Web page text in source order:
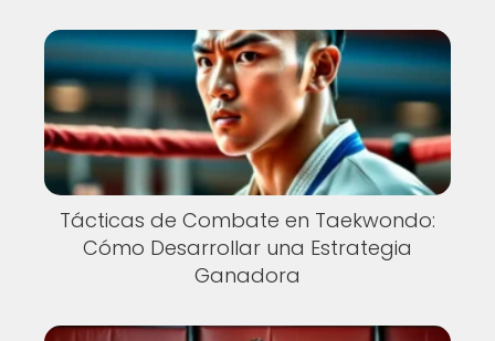
Tácticas de Combate en Taekwondo:
Cómo Desarrollar una Estrategia
Ganadora